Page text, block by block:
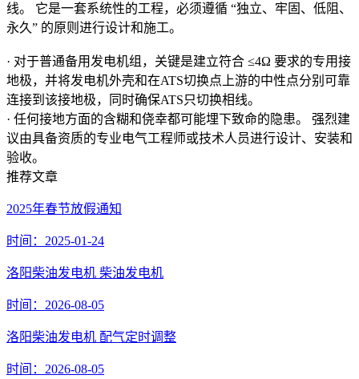
线。 它是一套系统性的工程，必须遵循 “独立、牢固、低阻、
永久” 的原则进行设计和施工。
· 对于普通备用发电机组，关键是建立符合 ≤4Ω 要求的专用接
地极，并将发电机外壳和在ATS切换点上游的中性点分别可靠
连接到该接地极，同时确保ATS只切换相线。
· 任何接地方面的含糊和侥幸都可能埋下致命的隐患。 强烈建
议由具备资质的专业电气工程师或技术人员进行设计、安装和
验收。
推荐文章
2025年春节放假通知
时间：2025-01-24
洛阳柴油发电机 柴油发电机
时间：2026-08-05
洛阳柴油发电机 配气定时调整
时间：2026-08-05